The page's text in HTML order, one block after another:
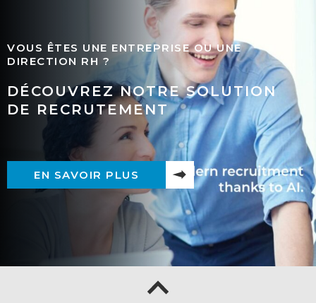
VOUS ÊTES UNE ENTREPRISE OU UNE
DIRECTION RH ?
DÉCOUVREZ NOTRE SOLUTION
DE RECRUTEMENT
EN SAVOIR PLUS